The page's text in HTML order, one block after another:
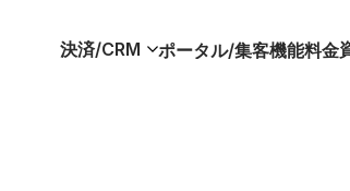
決済/CRM ポータル/集客機能料金